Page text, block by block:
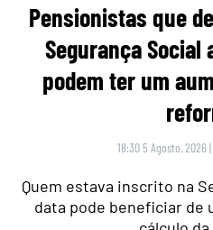
Pensionistas que
Segurança Social
podem ter um
18:30 5 Agosto, 2026 |
Quem estava inscrito na
data pode beneficiar de